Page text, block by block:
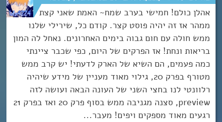
אהלן כולם! חמישי בערב שמח~ האמת שאני קצת
ממהר אז זה יהיה פוסט קצר. קודם כל, שירילי שלנו
ממש חולה עם חום גבוה בימים האחרונים. נאחל לה המון
בריאות ונחת! אז הפרקים של היום, כפי שכבר ציינתי
כמה פעמים, הם השיא של הארק לדעתי! יש קרב ממש
מטורף בפרק 20, גילוי מאוד מעניין של מידע שיהיה
רלוונטי לנו בחצי השני של העונה הבאה ועושה לזה
preview, סצנה מגניבה ממש בסוף פרק 20 ואז בפרק 21
רגעים מאוד מספקים ויפים! מעבר...